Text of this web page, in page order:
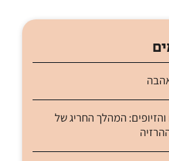
המהלך החריג של